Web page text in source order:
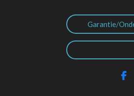
Garantie/
F